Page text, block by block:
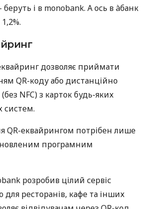
і в monobank. А ось в àбанк
дозволяє приймати
QR-коду або дистанційно
NFC) з карток будь-яких
систем.
QR-еквайрингом потрібен лише
програмним
розробив цілий сервіс
для ресторанів, кафе та інших